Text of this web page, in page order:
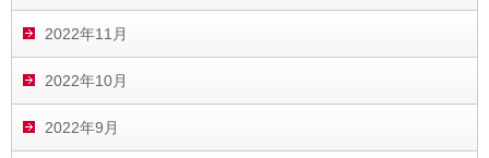
2022年11月
2022年10月
2022年9月